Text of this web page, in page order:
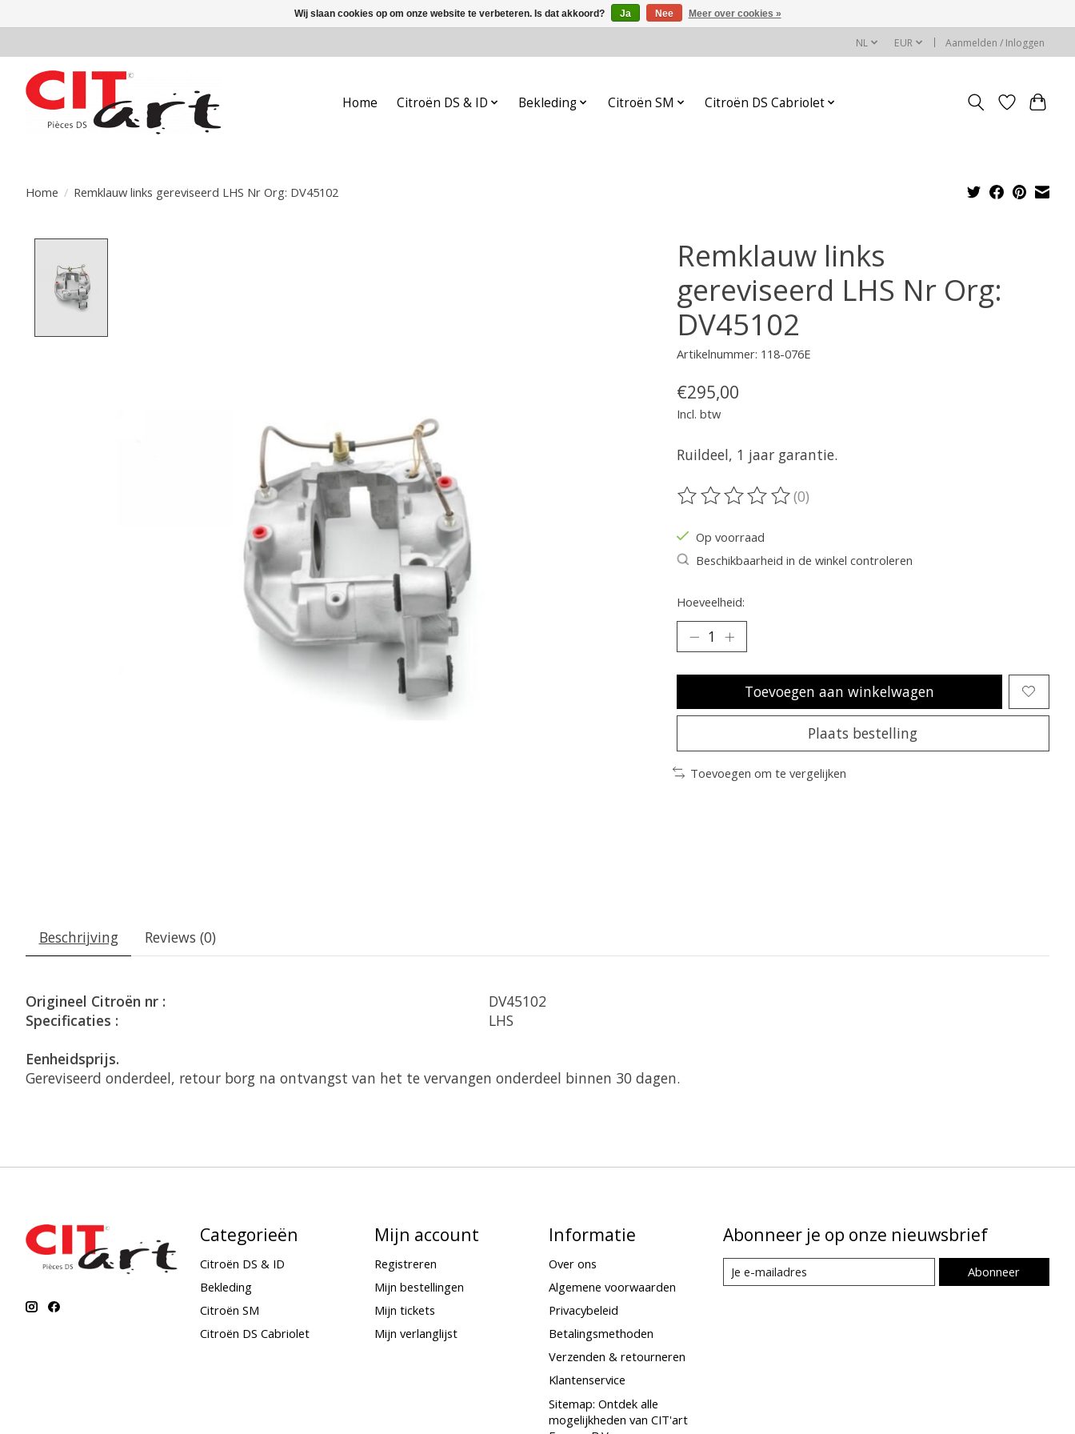
NL EUR Aanmelden / Inloggen
Home Citroën DS & ID Bekleding Citroën SM Citroën DS Cabriolet
Home / Remklauw links gereviseerd LHS Nr Org: DV45102
Remklauw links
gereviseerd LHS Nr Org:
DV45102
Artikelnummer: 118-076E
€295,00
Incl. btw
Ruildeel, 1 jaar garantie.
De beoordeling van dit product is
(0)
Op voorraad
Beschikbaarheid in de winkel controleren
Hoeveelheid:
Toevoegen aan winkelwagen
Plaats bestelling
Toevoegen om te vergelijken
Beschrijving Reviews (0)
Origineel Citroën nr :
DV45102
Specificaties :
LHS
Eenheidsprijs.
Gereviseerd onderdeel, retour borg na ontvangst van het te vervangen onderdeel binnen 30 dagen.
Categorieën
Citroën DS & ID
Bekleding
Citroën SM
Citroën DS Cabriolet
Mijn account
Registreren
Mijn bestellingen
Mijn tickets
Mijn verlanglijst
Informatie
Over ons
Algemene voorwaarden
Privacybeleid
Betalingsmethoden
Verzenden & retourneren
Klantenservice
Sitemap: Ontdek alle
mogelijkheden van CIT'art
Abonneer je op onze nieuwsbrief
Abonneer
Wij slaan cookies op om onze website te verbeteren. Is dat akkoord? Ja Nee Meer over cookies »